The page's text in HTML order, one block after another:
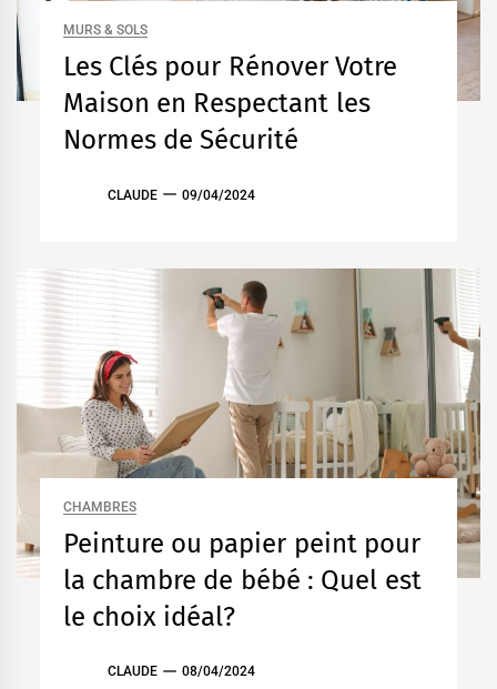
MURS & SOLS
Les Clés pour Rénover Votre
Maison en Respectant les
Normes de Sécurité
CLAUDE 09/04/2024
CHAMBRES
Peinture ou papier peint pour
la chambre de bébé : Quel est
le choix idéal?
CLAUDE 08/04/2024